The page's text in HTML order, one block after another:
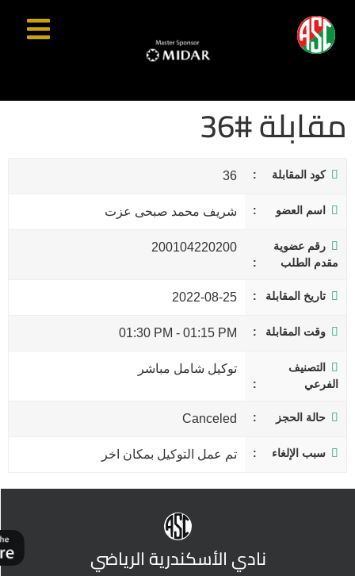
مقابلة #36
كود المقابلة 36
اسم العضو شريف محمد صبحى عزت
رقم عضوية
مقدم الطلب
200104220200
تاريخ المقابلة 2022-08-25
وقت المقابلة 01:15 PM
-
01:30 PM
التصنيف
الفرعي
توكيل شامل مباشر
حالة الحجز Canceled
سبب الإلغاء تم عمل التوكيل بمكان اخر
نادي الأسكندرية الرياضي